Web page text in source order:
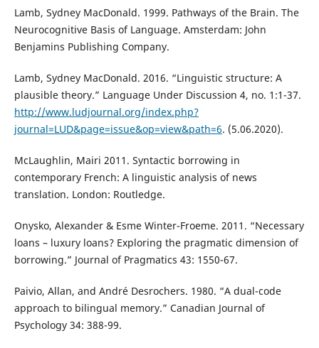
Lamb, Sydney MacDonald. 1999. Pathways of the Brain. The
Neurocognitive Basis of Language. Amsterdam: John
Benjamins Publishing Company.
Lamb, Sydney MacDonald. 2016. “Linguistic structure: A
plausible theory.” Language Under Discussion 4, no. 1:1-37.
http://www.ludjournal.org/index.php?
journal=LUD&page=issue&op=view&path=6. (5.06.2020).
McLaughlin, Mairi 2011. Syntactic borrowing in
contemporary French: A linguistic analysis of news
translation. London: Routledge.
Onysko, Alexander & Esme Winter-Froeme. 2011. “Necessary
loans – luxury loans? Exploring the pragmatic dimension of
borrowing.” Journal of Pragmatics 43: 1550-67.
Paivio, Allan, and André Desrochers. 1980. “A dual-code
approach to bilingual memory.” Canadian Journal of
Psychology 34: 388-99.